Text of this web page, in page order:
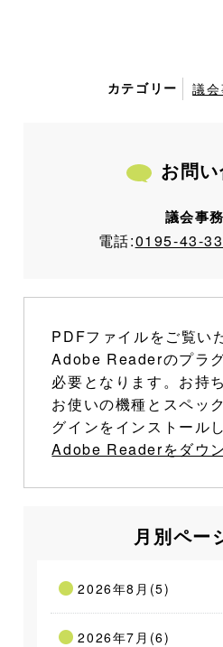
カテゴリー 議
お問
議会事
電話:0195-43-
PDFファイルをご覧い
Adobe Readerのプラ
必要となります。お持
お使いの機種とスペッ
グインをインストール
Adobe Readerをダウ
月別ペー
2026年8月(5)
2026年7月(6)